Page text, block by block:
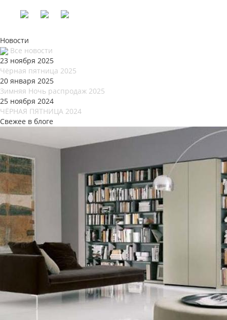
Новости
Все новости
23 ноября 2025
Чёрная пятница 2025
20 января 2025
Зимняя Ночь распродаж 2025
25 ноября 2024
ЧЁРНАЯ ПЯТНИЦА 2024
Свежее в блоге